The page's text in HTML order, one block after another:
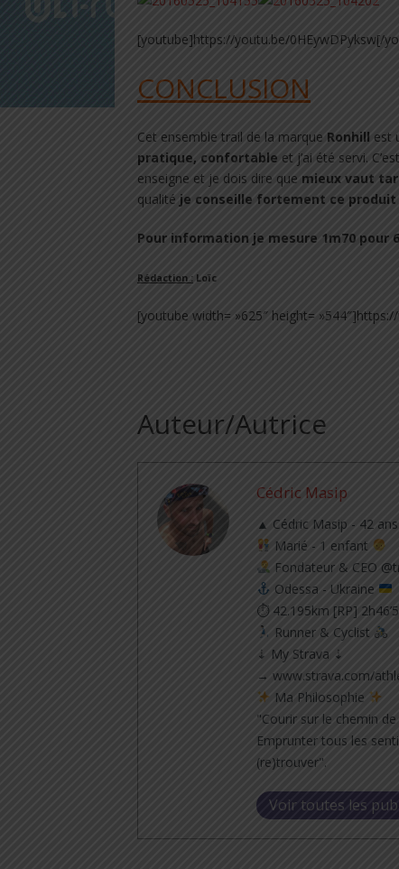
[youtube]https://youtu.be/0HEywDPyksw[/
CONCLUSION
Cet ensemble trail de la marque Ronhill est
pratique, confortable et j’ai été servi.
enseigne et je dois dire que mieux vaut
qualité je conseille fortement ce produit
Pour information je mesure 1m70 pour
Rédaction : Loïc
[youtube width= »625″ height=
Auteur/Autrice
Cédric Masip
▲ Cédric Masip - 42
Marié - 1 enfant
Fondateur & CEO
Odessa - Ukraine
⏱ 42.195km [RP]
Runner & Cyclist
⇣ My Strava ⇣
→ www.strava.com/
Ma Philosophie
"Courir sur le chemin
Emprunter tous les
(re)trouver".
Voir toutes les